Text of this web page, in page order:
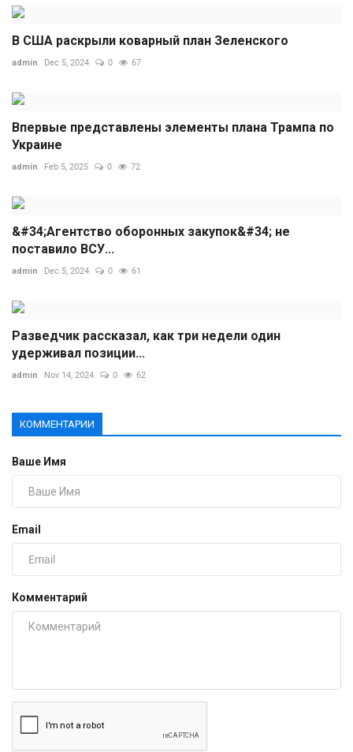
В США раскрыли коварный план Зеленского
admin Dec 5, 2024 0 67
Впервые представлены элементы плана Трампа по
Украине
admin Feb 5, 2025 0 72
&#34;Агентство оборонных закупок&#34; не
поставило ВСУ...
admin Dec 5, 2024 0 61
Разведчик рассказал, как три недели один
удерживал позиции...
admin Nov 14, 2024 0 62
КОММЕНТАРИИ
Ваше Имя
Email
Комментарий